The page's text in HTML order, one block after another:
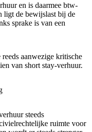
en is daarmee btw-
ligt de bewijslast bij de
sprake is van een
aanwezige kritische
van short stay-verhuur.
steeds
ruimte voor